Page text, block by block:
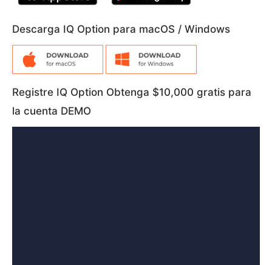
Descarga IQ Option para macOS / Windows
Registre IQ Option Obtenga $10,000 gratis para
la cuenta DEMO